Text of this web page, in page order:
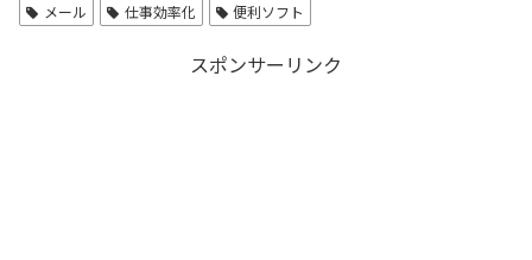
メール
仕事効率化 便利ソフト
スポンサーリンク